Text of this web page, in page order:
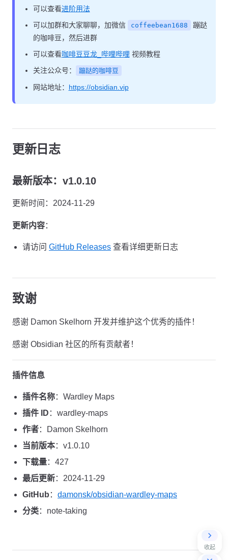
收起
可以查看进阶用法
可以加群和大家聊聊，加微信
coffeebean1688
蹦跶
的咖啡豆，然后进群
可以查看咖啡豆豆龙_哔哩哔哩 视频教程
关注公众号：
蹦跶的咖啡豆
网站地址： https://obsidian.vip
更新日志
最新版本：v1.0.10
更新时间：2024-11-29
更新内容：
请访问 GitHub Releases 查看详细更新日志
致谢
感谢 Damon Skelhorn 开发并维护这个优秀的插件！
感谢 Obsidian 社区的所有贡献者！
插件信息
插件名称：Wardley Maps
插件 ID ：wardley-maps
作者：Damon Skelhorn
当前版本：v1.0.10
下载量：427
最后更新：2024-11-29
GitHub ： damonsk/obsidian-wardley-maps
分类：note-taking